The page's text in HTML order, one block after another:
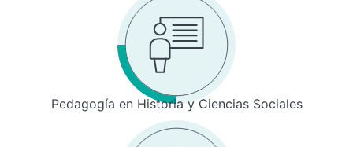
Pedagogía en Historia y Ciencias Sociales